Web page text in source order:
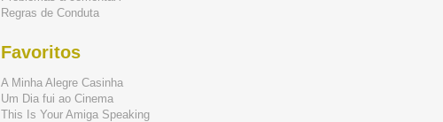
Regras de Conduta
Favoritos
A Minha Alegre Casinha
Um Dia fui ao Cinema
This Is Your Amiga Speaking